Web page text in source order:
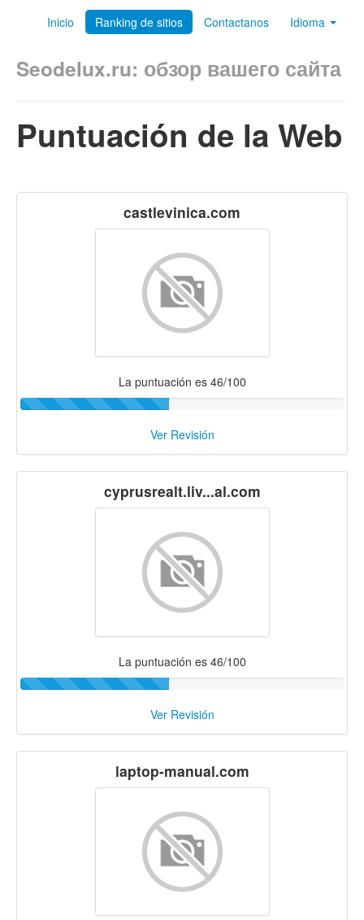
Inicio Ranking de sitios Contactanos Idioma
Seodelux.ru: обзор вашего сайта
Puntuación de la Web
castlevinica.com
La puntuación es 46/100
Ver Revisión
cyprusrealt.liv...al.com
La puntuación es 46/100
Ver Revisión
laptop-manual.com